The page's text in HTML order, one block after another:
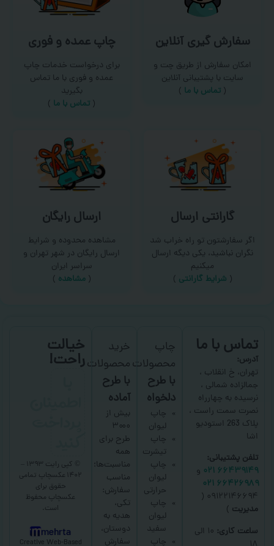
سفارش گیری آنلاین
امکان سفارش از طریق چت و
سایت با پشتیبانی آنلاین
( تماس با ما‌ )
چاپ عمده و فوری
برای درخواست خدمات چاپ
عمده و فوری با ما تماس
بگیرید
( تماس با ما )
گارانتی ارسال
اگر سفارشتون تو راه خراب شد
نگران نباشید، یکی دیگه ارسال
میکنیم
( شرایط گارانتی )
ارسال رایگان
مشاهده محدوده و شرایط
ارسال رایگان در شهر تهران و
سراسر ایران
(مشاهده )
تماس با ما
آدرس:
تهران، خ انقلاب ،
جمالزاده شمالی ،
نرسیده به چهارراه
نصرت سمت راست ،
پلاک 263 استودیو
اشا
تلفن پشتیبانی:
۶۶۴۳۹۱۴۹ ۰۲۱
و
۶۶۴۲۶۹۸۹ ۰۲۱
۰۹۱۲۲۱۴۶۶۹۴ (
مدیریت )
ساعت کاری:
۱۰ الی
چاپ
محصولات
با طرح
دلخواه
چاپ
لیوان
چاپ
تیشرت
چاپ
لیوان
حرارتی
چاپ
لیوان
سفید
چاپ
خرید
محصولات
با طرح
آماده
بیش از
۳۰۰۰
طرح برای
همه
مناسبت‌ها؛
مناسب
سفارش:
تکی،
هدیه به
دوستان،
سفارش
خیالت
راحت!
۱۴۰۲ عکسچاپ
تمامی
حقوق برای
عکسچاپ محفوظ
است.
mehrta
Creative Web-Based